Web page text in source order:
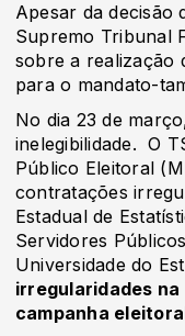
Apesar da decisão
Supremo Tribunal
sobre a realização
para o mandato-
No dia 23 de
inelegibilidade. O
Público Eleitoral
contratações
Estadual de
Servidores
Universidade do
irregularidades na
campanha